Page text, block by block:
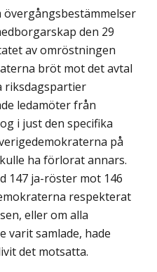
den 29
av omröstningen
bröt mot det avtal
riksdagspartier
ledamöter från
i just den specifika
på
ha förlorat annars.
147 ja-röster mot 146
respekterat
eller om alla
varit samlade, hade
det motsatta.